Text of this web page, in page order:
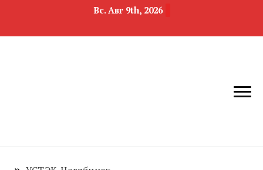
Вс. Авг 9th, 2026